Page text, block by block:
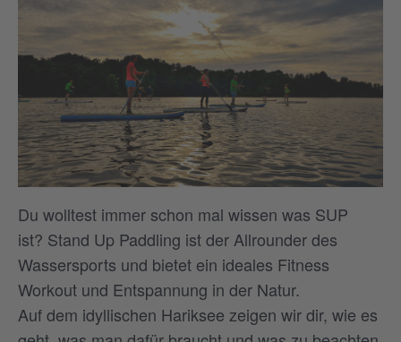
Du wolltest immer schon mal wissen was SUP
ist? Stand Up Paddling ist der Allrounder des
Wassersports und bietet ein ideales Fitness
Workout und Entspannung in der Natur.
Auf dem idyllischen Hariksee zeigen wir dir, wie es